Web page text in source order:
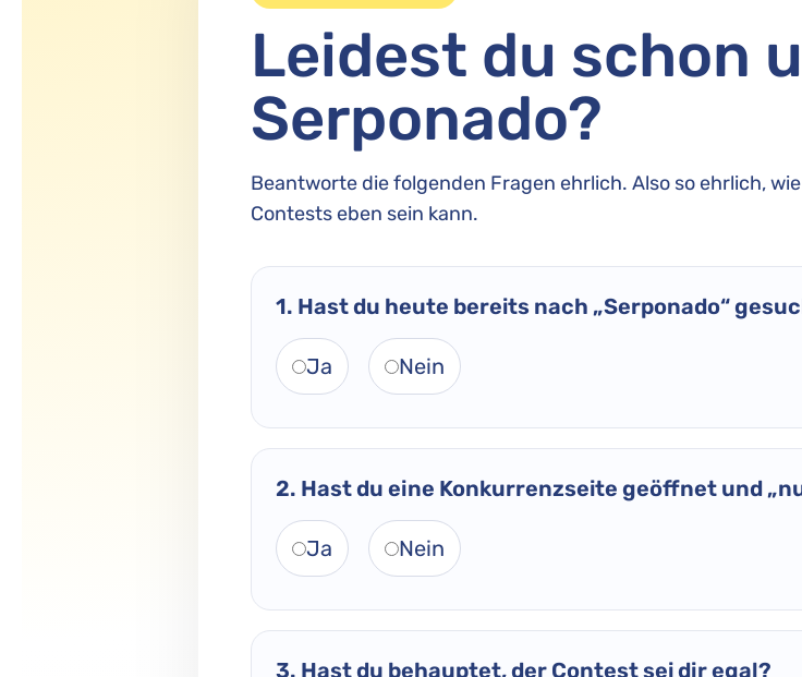
Leidest du schon
Serponado?
Beantworte die folgenden Fragen ehrlich. Also so ehrlich,
Contests eben sein kann.
1. Hast du heute bereits nach „Serponado“
Ja Nein
2. Hast du eine Konkurrenzseite geöffnet und
Ja Nein
3. Hast du behauptet, der Contest sei dir egal?